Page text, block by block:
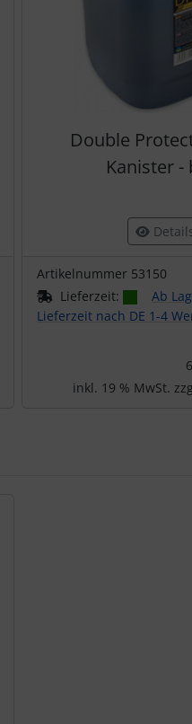
Double
Kanister -
Artikelnummer 53150
Lieferzeit:
Ab
Lieferzeit nach DE 1-4
inkl. 19 % MwSt.